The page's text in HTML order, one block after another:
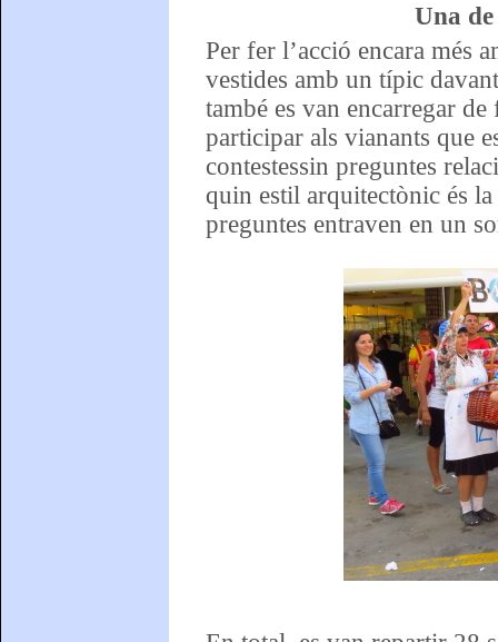
Una
Per fer l’acció encara més
vestides amb un típic
també es van encarregar
participar als vianants que
contestessin preguntes
quin estil arquitectònic és
preguntes entraven en un